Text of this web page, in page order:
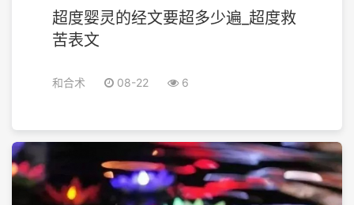
超度婴灵的经文要超多少遍_超度救
苦表文
和合术 08-22 6